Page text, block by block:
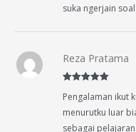
suka ngerjain
of 5
Reza Pratama
Pengalaman ikut
menurutku luar
sebagai